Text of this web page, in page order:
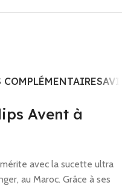
Avent à
avec la sucette ultra
au Maroc. Grâce à ses